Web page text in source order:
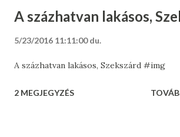
A százhatvan lakásos,
5/23/2016 11:11:00 du.
A százhatvan lakásos, Szekszárd #img
2 MEGJEGYZÉS